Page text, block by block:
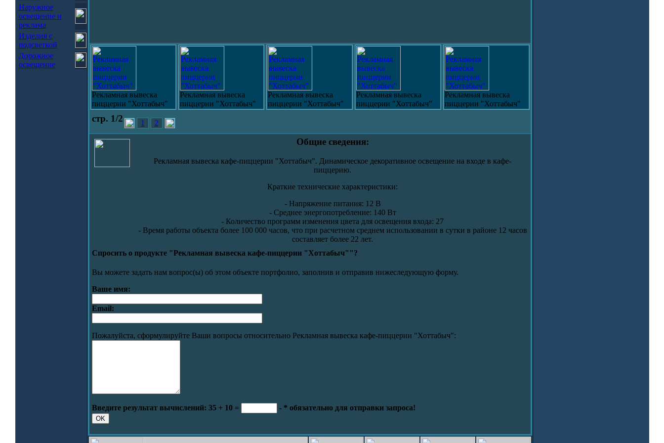
Наружное
освещение и
реклама
Изделия с
подсветкой
Дорожное
освещение
Рекламная вывеска
пиццерии "Хоттабыч"
Рекламная вывеска
пиццерии "Хоттабыч"
Рекламная вывеска
пиццерии "Хоттабыч"
Рекламная вывеска
пиццерии "Хоттабыч"
Рекламная вывеска
пиццерии "Хоттабыч"
стр. 1/2 1 2
Общие сведения:
Рекламная вывеска кафе-пиццерии "Хоттабыч". Динамическое декоративное освещение на входе в кафе-
пиццерию.
Краткие технические характеристики:
- Напряжение питания: 12 В
- Среднее энергопотребление: 140 Вт
- Количество программ изменения цвета для освещения входа: 27
- Время работы объекта более 100 000 часов, что при расчетном среднем использовании в сутки в районе 12 часов
составляет более 22 лет.
Спросить о продукте "Рекламная вывеска кафе-пиццерии "Хоттабыч""?
Вы можете задать нам вопрос(ы) об этом объекте портфолио, заполнив и отправив нижеследующую форму.
Ваше имя:
Email:
Пожалуйста, сформулируйте Ваши вопросы относительно Рекламная вывеска кафе-пиццерии "Хоттабыч":
Введите результат вычислений: 35 + 10 = - * обязательно для отправки запроса!